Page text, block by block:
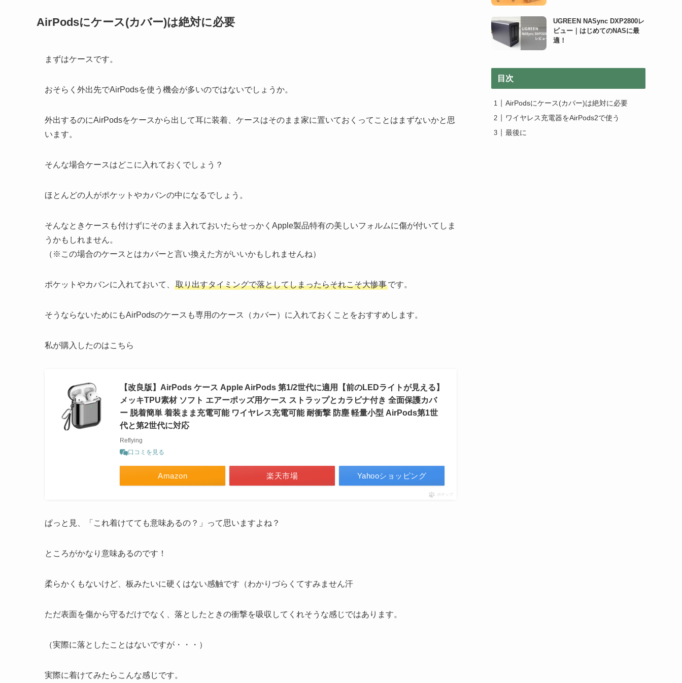
AirPodsにケース(カバー)は絶対に必要
まずはケースです。
おそらく外出先でAirPodsを使う機会が多いのではないでしょうか。
外出するのにAirPodsをケースから出して耳に装着、ケースはそのまま家に置いておくってことはまずないかと思
います。
そんな場合ケースはどこに入れておくでしょう？
ほとんどの人がポケットやカバンの中になるでしょう。
そんなときケースも付けずにそのまま入れておいたらせっかくApple製品特有の美しいフォルムに傷が付いてしま
うかもしれません。
（※この場合のケースとはカバーと言い換えた方がいいかもしれませんね）
ポケットやカバンに入れておいて、 取り出すタイミングで落としてしまったらそれこそ大惨事です。
そうならないためにもAirPodsのケースも専用のケース（カバー）に入れておくことをおすすめします。
私が購入したのはこちら
【改良版】AirPods ケース Apple AirPods 第1/2世代に適用【前のLEDライトが見える】
メッキTPU素材 ソフト エアーポッズ用ケース ストラップとカラビナ付き 全面保護カバ
ー 脱着簡単 着装まま充電可能 ワイヤレス充電可能 耐衝撃 防塵 軽量小型 AirPods第1世
代と第2世代に対応
Reflying
口コミを見る
Amazon 楽天市場 Yahooショッピング
ポチップ
ぱっと見、「これ着けてても意味あるの？」って思いますよね？
ところがかなり意味あるのです！
柔らかくもないけど、板みたいに硬くはない感触です（わかりづらくてすみません汗
ただ表面を傷から守るだけでなく、落としたときの衝撃を吸収してくれそうな感じではあります。
（実際に落としたことはないですが・・・）
実際に着けてみたらこんな感じです。
UGREEN NASync DXP2800レ
ビュー｜はじめてのNASに最
適！
目次
AirPodsにケース(カバー)は絶対に必要
ワイヤレス充電器をAirPods2で使う
最後に